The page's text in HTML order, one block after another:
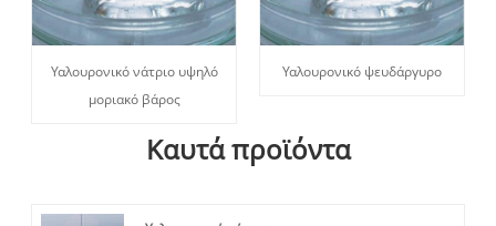
Υαλουρονικό νάτριο υψηλό
μοριακό βάρος
Υαλουρονικό ψευδάργυρο
Καυτά προϊόντα